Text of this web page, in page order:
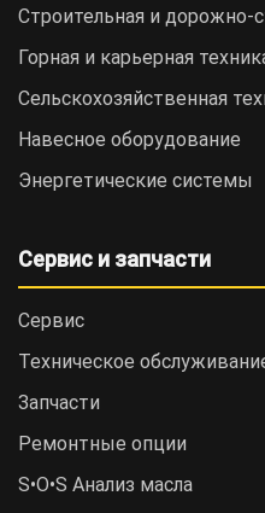
Строительная и дорожно-
Горная и карьерная
Сельскохозяйственная
Навесное оборудование
Энергетические системы
Сервис и запчасти
Сервис
Техническое
Запчасти
Ремонтные опции
S•O•S Анализ масла